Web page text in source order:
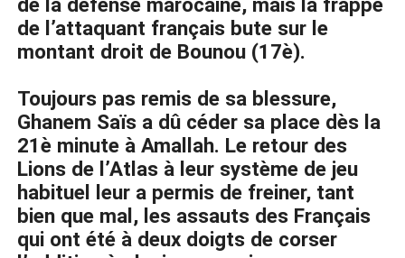
de l’attaquant français bute sur le
montant droit de Bounou (17è).
Toujours pas remis de sa blessure,
Ghanem Saïs a dû céder sa place dès la
21è minute à Amallah. Le retour des
Lions de l’Atlas à leur système de jeu
habituel leur a permis de freiner, tant
bien que mal, les assauts des Français
qui ont été à deux doigts de corser